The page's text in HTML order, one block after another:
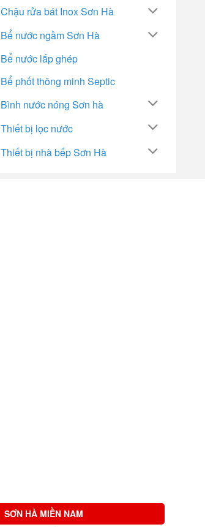
Chậu rửa bát Inox Sơn Hà
Bể nước ngầm Sơn Hà
Bể nước lắp ghép
Bể phốt thông minh Septic
Bình nước nóng Sơn hà
Thiết bị lọc nước
Thiết bị nhà bếp Sơn Hà
SƠN HÀ MIỀN NAM